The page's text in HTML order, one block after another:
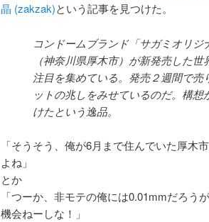
晶 (zakzak)という記事を見つけた。
コンドームブランド「サガミオリ
（神奈川県厚木市）が新発売した
注目を集めている。発売２週間で
ットの兆しをみせているのだ。構
けたという逸品。
「そうそう、俺が6月まで住んでいた厚木
よね」
とか
「つーか、非モテの俺には0.01mmだろう
機会ねーしな！」